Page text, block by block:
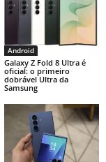
Android
Galaxy Z Fold 8 Ultra é
oficial: o primeiro
dobrável Ultra da
Samsung